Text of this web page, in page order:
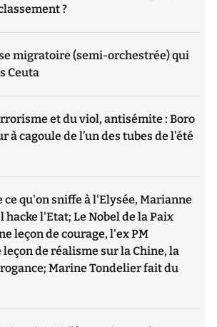
?
migratoire (semi-orchestrée) qui
Ceuta
et du viol, antisémite : Boro
à cagoule de l’un des tubes de l’été
ce qu'on sniffe à l'Elysée, Marianne
hacke l'Etat; Le Nobel de la Paix
leçon de courage, l'ex PM
de réalisme sur la Chine, la
Marine Tondelier fait du